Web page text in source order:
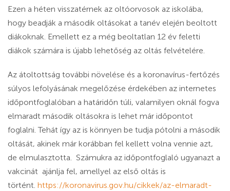
Ezen a héten visszatérnek az oltóorvosok az iskolába,
hogy beadják a második oltásokat a tanév elején beoltott
diákoknak. Emellett ez a még beoltatlan 12 év feletti
diákok számára is újabb lehetőség az oltás felvételére.
Az átoltottság további növelése és a koronavírus-fertőzés
súlyos lefolyásának megelőzése érdekében az internetes
időpontfoglalóban a határidőn túli, valamilyen oknál fogva
elmaradt második oltásokra is lehet már időpontot
foglalni. Tehát így az is könnyen be tudja pótolni a második
oltását, akinek már korábban fel kellett volna vennie azt,
de elmulasztotta. Számukra az időpontfoglaló ugyanazt a
vakcinát ajánlja fel, amellyel az első oltás is
történt. https://koronavirus.gov.hu/cikkek/az-elmaradt-